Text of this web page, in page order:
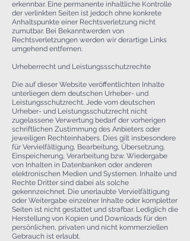
erkennbar. Eine permanente inhaltliche Kontrolle
der verlinkten Seiten ist jedoch ohne konkrete
Anhaltspunkte einer Rechtsverletzung nicht
zumutbar. Bei Bekanntwerden von
Rechtsverletzungen werden wir derartige Links
umgehend entfernen.
Urheberrecht und Leistungssschutzrechte
Die auf dieser Website veröffentlichten Inhalte
unterliegen dem deutschen Urheber- und
Leistungsschutzrecht. Jede vom deutschen
Urheber- und Leistungsschutzrecht nicht
zugelassene Verwertung bedarf der vorherigen
schriftlichen Zustimmung des Anbieters oder
jeweiligen Rechteinhabers. Dies gilt insbesondere
für Vervielfältigung, Bearbeitung, Übersetzung,
Einspeicherung, Verarbeitung bzw. Wiedergabe
von Inhalten in Datenbanken oder anderen
elektronischen Medien und Systemen. Inhalte und
Rechte Dritter sind dabei als solche
gekennzeichnet. Die unerlaubte Vervielfältigung
oder Weitergabe einzelner Inhalte oder kompletter
Seiten ist nicht gestattet und strafbar. Lediglich die
Herstellung von Kopien und Downloads für den
persönlichen, privaten und nicht kommerziellen
Gebrauch ist erlaubt.